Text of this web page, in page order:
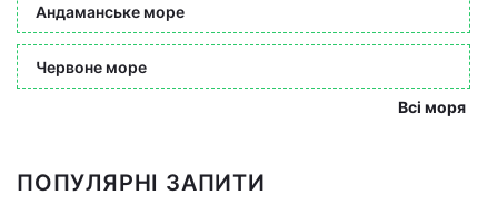
Андаманське море
Червоне море
Всі моря
ПОПУЛЯРНІ ЗАПИТИ